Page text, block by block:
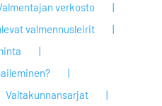
verkosto
valmennusleirit
Valtakunnansarjat